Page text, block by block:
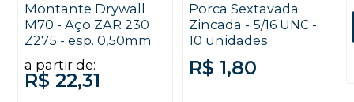
Montante Drywall
M70 - Aço ZAR 230
Z275 - esp. 0,50mm
a partir de:
R$ 22,31
Porca Sextavada
Zincada - 5/16 UNC -
10 unidades
R$ 1,80